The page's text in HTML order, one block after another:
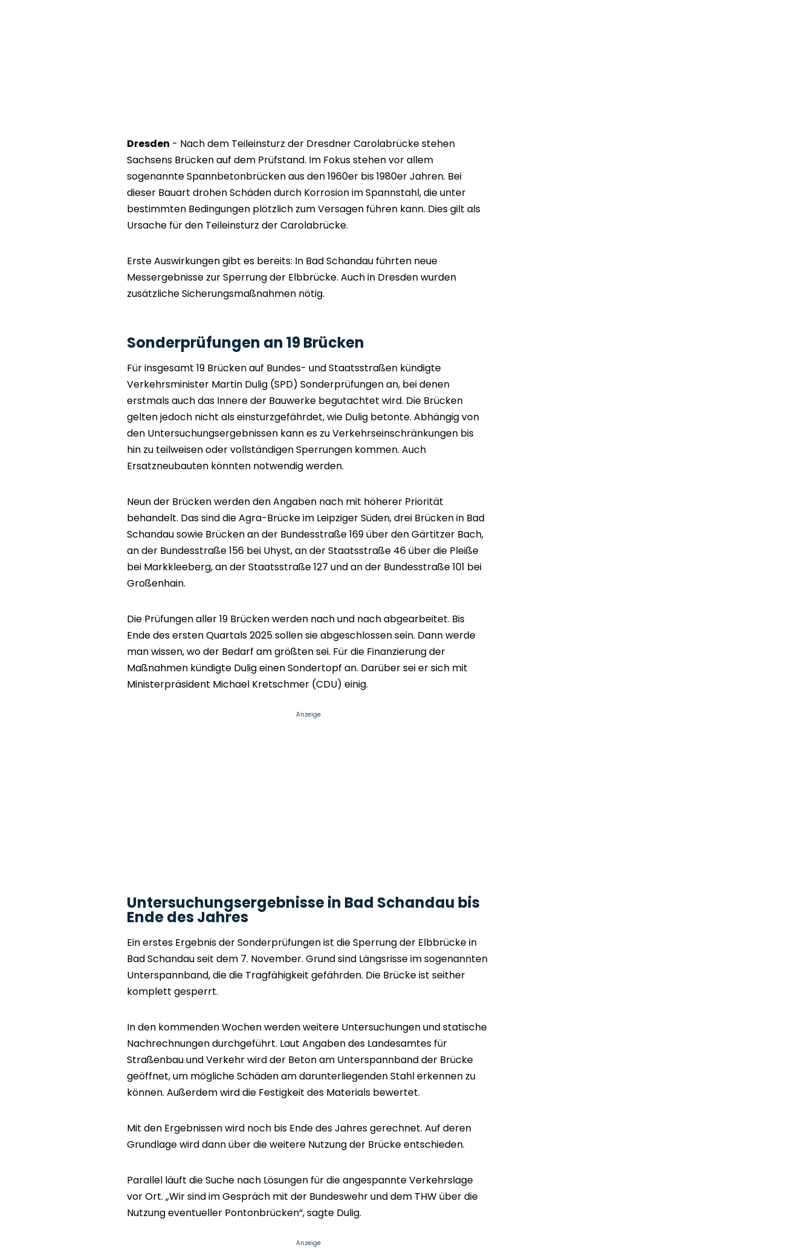
Dresden - Nach dem Teileinsturz der Dresdner Carolabrücke stehen
Sachsens Brücken auf dem Prüfstand. Im Fokus stehen vor allem
sogenannte Spannbetonbrücken aus den 1960er bis 1980er Jahren. Bei
dieser Bauart drohen Schäden durch Korrosion im Spannstahl, die unter
bestimmten Bedingungen plötzlich zum Versagen führen kann. Dies gilt als
Ursache für den Teileinsturz der Carolabrücke.
Erste Auswirkungen gibt es bereits: In Bad Schandau führten neue
Messergebnisse zur Sperrung der Elbbrücke. Auch in Dresden wurden
zusätzliche Sicherungsmaßnahmen nötig.
Sonderprüfungen an 19 Brücken
Für insgesamt 19 Brücken auf Bundes- und Staatsstraßen kündigte
Verkehrsminister Martin Dulig (SPD) Sonderprüfungen an, bei denen
erstmals auch das Innere der Bauwerke begutachtet wird. Die Brücken
gelten jedoch nicht als einsturzgefährdet, wie Dulig betonte. Abhängig von
den Untersuchungsergebnissen kann es zu Verkehrseinschränkungen bis
hin zu teilweisen oder vollständigen Sperrungen kommen. Auch
Ersatzneubauten könnten notwendig werden.
Neun der Brücken werden den Angaben nach mit höherer Priorität
behandelt. Das sind die Agra-Brücke im Leipziger Süden, drei Brücken in Bad
Schandau sowie Brücken an der Bundesstraße 169 über den Gärtitzer Bach,
an der Bundesstraße 156 bei Uhyst, an der Staatsstraße 46 über die Pleiße
bei Markkleeberg, an der Staatsstraße 127 und an der Bundesstraße 101 bei
Großenhain.
Die Prüfungen aller 19 Brücken werden nach und nach abgearbeitet. Bis
Ende des ersten Quartals 2025 sollen sie abgeschlossen sein. Dann werde
man wissen, wo der Bedarf am größten sei. Für die Finanzierung der
Maßnahmen kündigte Dulig einen Sondertopf an. Darüber sei er sich mit
Ministerpräsident Michael Kretschmer (CDU) einig.
Anzeige
Untersuchungsergebnisse in Bad Schandau bis
Ende des Jahres
Ein erstes Ergebnis der Sonderprüfungen ist die Sperrung der Elbbrücke in
Bad Schandau seit dem 7. November. Grund sind Längsrisse im sogenannten
Unterspannband, die die Tragfähigkeit gefährden. Die Brücke ist seither
komplett gesperrt.
In den kommenden Wochen werden weitere Untersuchungen und statische
Nachrechnungen durchgeführt. Laut Angaben des Landesamtes für
Straßenbau und Verkehr wird der Beton am Unterspannband der Brücke
geöffnet, um mögliche Schäden am darunterliegenden Stahl erkennen zu
können. Außerdem wird die Festigkeit des Materials bewertet.
Mit den Ergebnissen wird noch bis Ende des Jahres gerechnet. Auf deren
Grundlage wird dann über die weitere Nutzung der Brücke entschieden.
Parallel läuft die Suche nach Lösungen für die angespannte Verkehrslage
vor Ort. „Wir sind im Gespräch mit der Bundeswehr und dem THW über die
Nutzung eventueller Pontonbrücken“, sagte Dulig.
Anzeige